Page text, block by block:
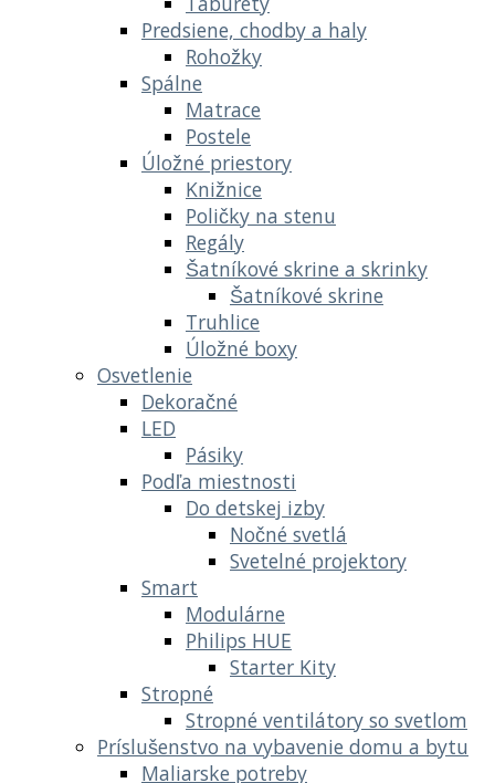
Predsiene, chodby a haly
Rohožky
Spálne
Matrace
Postele
Úložné priestory
Knižnice
Poličky na stenu
Regály
Šatníkové skrine a skrinky
Šatníkové skrine
Truhlice
Úložné boxy
Osvetlenie
Dekoračné
LED
Pásiky
Podľa miestnosti
Do detskej izby
Nočné svetlá
Svetelné projektory
Smart
Modulárne
Philips HUE
Starter Kity
Stropné
Stropné ventilátory so svetlom
Príslušenstvo na vybavenie domu a bytu
Maliarske potreby